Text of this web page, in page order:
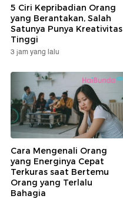
5 Ciri Kepribadian Orang
yang Berantakan, Salah
Satunya Punya Kreativitas
Tinggi
3 jam yang lalu
Cara Mengenali Orang
yang Energinya Cepat
Terkuras saat Bertemu
Orang yang Terlalu
Bahagia